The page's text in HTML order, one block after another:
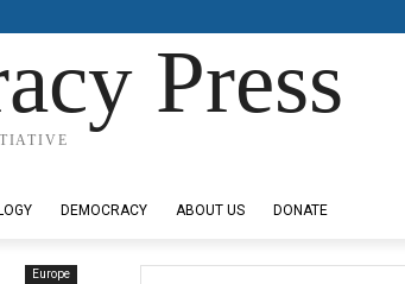
Press
DEMOCRACY ABOUT US DONATE
Europe